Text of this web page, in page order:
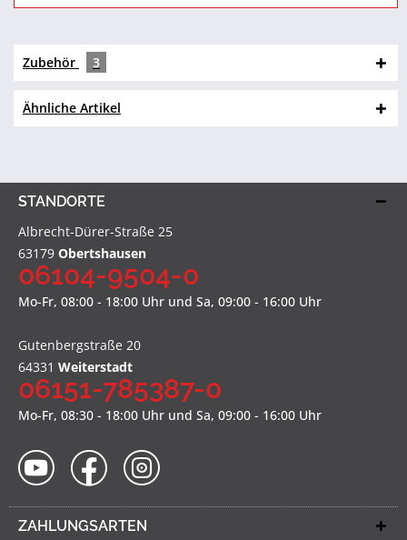
Zubehör 3
Ähnliche Artikel
STANDORTE
Albrecht-Dürer-Straße 25
63179 Obertshausen
06104-9504-0
Mo-Fr, 08:00 - 18:00 Uhr und Sa, 09:00 - 16:00 Uhr
Gutenbergstraße 20
64331 Weiterstadt
06151-785387-0
Mo-Fr, 08:30 - 18:00 Uhr und Sa, 09:00 - 16:00 Uhr
ZAHLUNGSARTEN